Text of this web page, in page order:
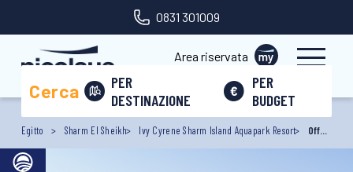
0831 301009
Cerca
PER
DESTINAZIONE
PER
BUDGET
Area riservata
Egitto Sharm El Sheikh Ivy Cyrene Sharm Island Aquapark Resort Offerte